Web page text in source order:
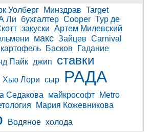
Уолберг Минздрав Target
Ли бухгалтер Cooper Тур де
закуски Артем Милевский
макс Зайцев Carnival
картофель Басков
Гадание
Пайк джип ставки
Хью Лори сыр РАДА
Седакова майкрософт
Metro
Мария Кожевникова
Водяное холода